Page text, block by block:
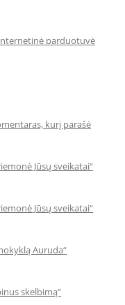
parduotuvė
kurį parašė
Jūsų sveikatai“
Jūsų sveikatai“
Auruda“
skelbimą“